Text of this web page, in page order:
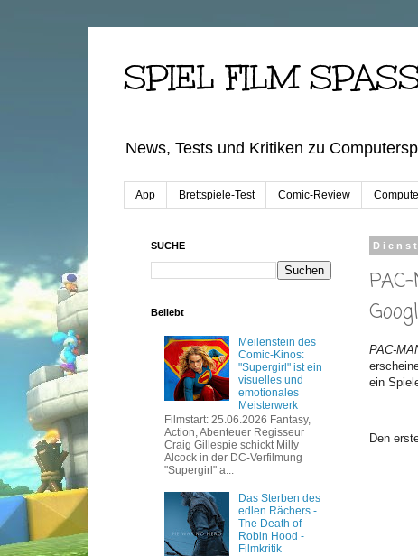
SPIEL FILM
News, Tests und Kritiken zu
App Brettspiele-Test Comic-Review
PAC-
ein
Den
SUCHE
Beliebt
Meilenstein des
Comic-Kinos:
"Supergirl" ist ein
visuelles und
emotionales
Meisterwerk
Filmstart: 25.06.2026 Fantasy,
Action, Abenteuer Regisseur
Craig Gillespie schickt Milly
Alcock in der DC-Verfilmung
"Supergirl" a...
Das Sterben des
edlen Rächers -
The Death of
Robin Hood -
Filmkritik